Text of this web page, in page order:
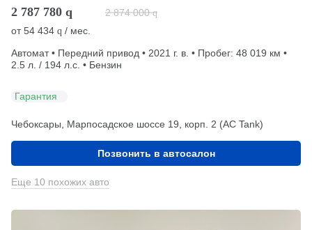
2 787 780 q 2 874 000 q
от54 434 q / мес.
Автомат • Передний привод • 2021 г. в. • Пробег: 48 019 км •
2.5 л. / 194 л.с. • Бензин
Гарантия
Чебоксары, Марпосадское шоссе 19, корп. 2 (АС Tank)
Позвонить в автосалон
Еще 10 похожих авто